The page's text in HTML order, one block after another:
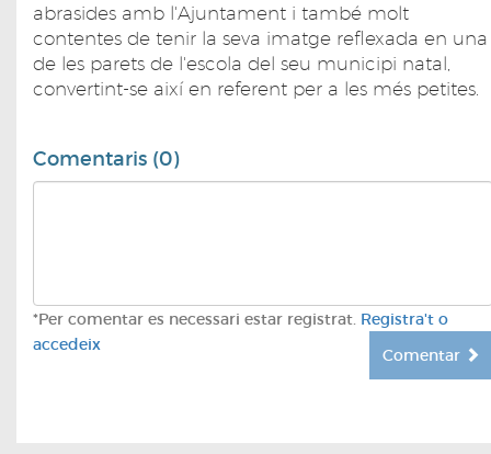
abrasides amb l'Ajuntament i també molt
contentes de tenir la seva imatge reflexada en una
de les parets de l'escola del seu municipi natal,
convertint-se així en referent per a les més petites.
Comentaris (0)
*Per comentar es necessari estar registrat. Registra't o
accedeix
Comentar